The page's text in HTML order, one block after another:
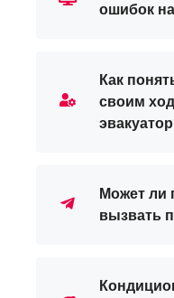
ошибок
Как
своим
Может ли
вызвать